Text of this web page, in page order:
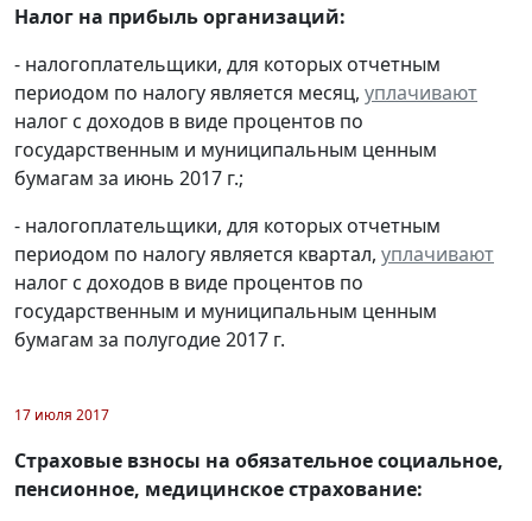
Налог на прибыль организаций:
- налогоплательщики, для которых отчетным
периодом по налогу является месяц, уплачивают
налог с доходов в виде процентов по
государственным и муниципальным ценным
бумагам за июнь 2017 г.;
- налогоплательщики, для которых отчетным
периодом по налогу является квартал, уплачивают
налог с доходов в виде процентов по
государственным и муниципальным ценным
бумагам за полугодие 2017 г.
17 июля 2017
Страховые взносы на обязательное социальное,
пенсионное, медицинское страхование: